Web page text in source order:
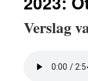
Verslag